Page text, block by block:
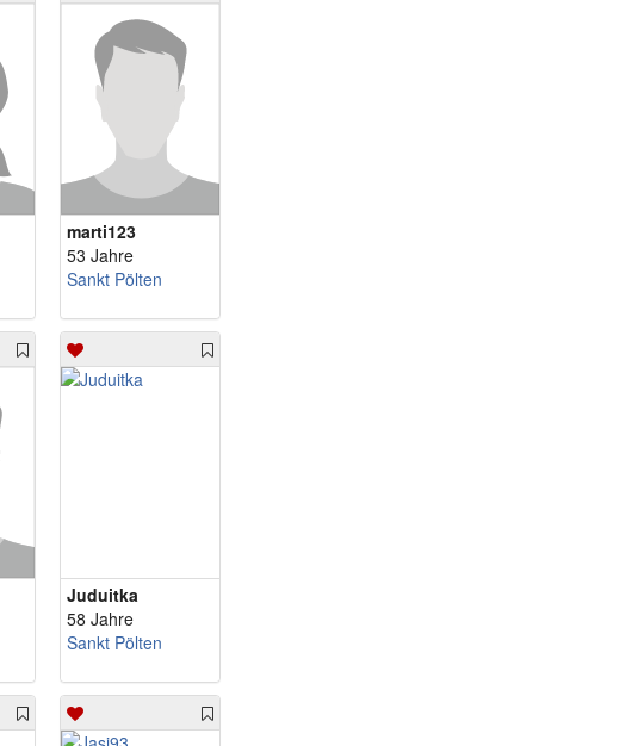
marti123
53 Jahre
Sankt Pölten
Juduitka
58 Jahre
Sankt Pölten